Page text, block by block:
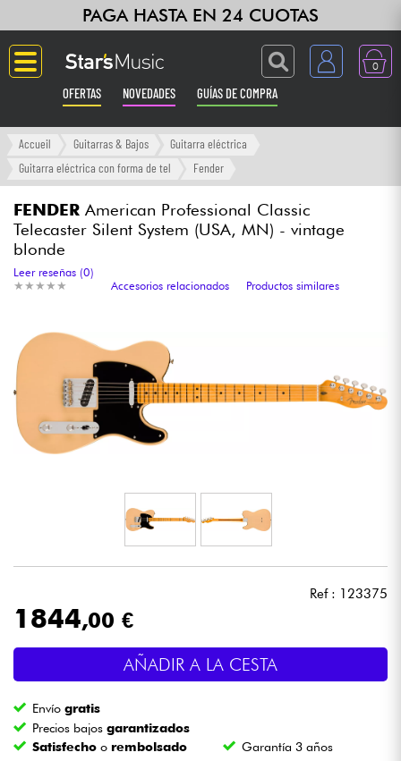
PAGA HASTA EN 24 CUOTAS
0
OFERTAS NOVEDADES GUÍAS DE COMPRA
Langue
Ampli & Efectos
Pianos
Grabación
Auriculares
Luces
Batería y percusión
Vientos
Violines y cuarteto
Accueil Guitarras & Bajos
Guitarra eléctrica
Guitarra eléctrica con forma de tel
Fender
FENDER American Professional Classic
Telecaster Silent System (USA, MN) - vintage
blonde
★ ★ ★ ★ ★
★ ★ ★ ★ ★
Leer reseñas (0)
Accesorios relacionados
Productos similares
Ref : 123375
1844,00 €
AÑADIR A LA CESTA
Envíogratis
Precios bajosgarantizados
Satisfecho o rembolsado Garantía 3 años